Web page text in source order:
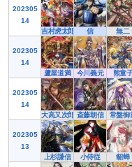
202305
14
吉村虎太郎
信 無二
202305
14
蘆屋道満
今川義元 熊童
202305
14
大高又次郎 斎藤朝信 常盤御
202305
13
上杉謙信
小侍従 貂蝉